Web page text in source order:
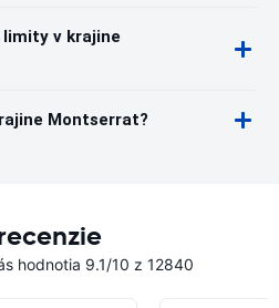
v krajine
Montserrat?
hodnotia 9.1/10 z 12840